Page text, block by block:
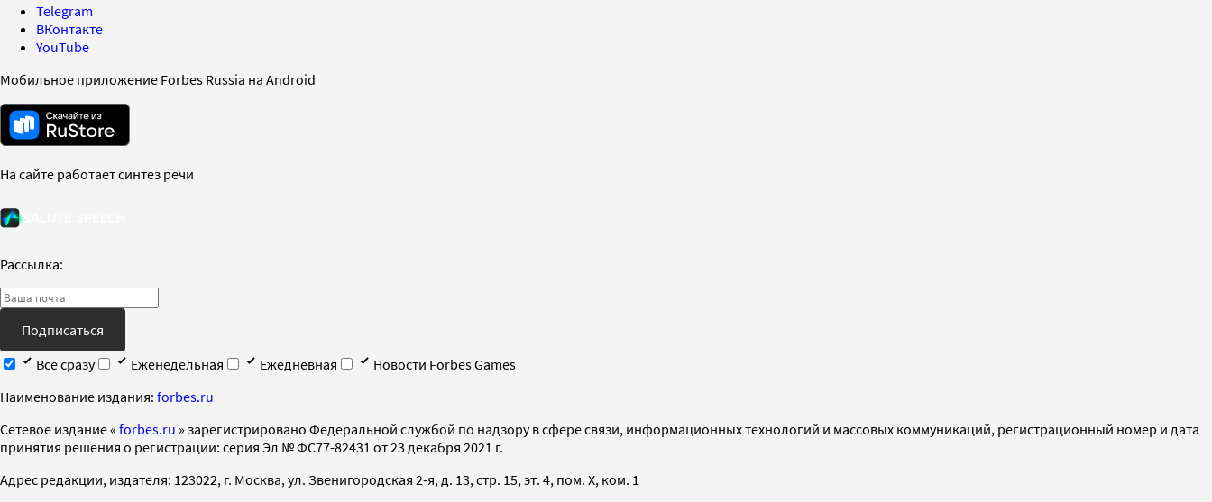
Telegram
ВКонтакте
YouTube
Мобильное приложение Forbes Russia на Android
На сайте работает синтез речи
Рассылка:
Подписаться
Все сразу
Еженедельная Ежедневная
Новости Forbes Games
Наименование издания: forbes.ru
Cетевое издание « forbes.ru » зарегистрировано Федеральной службой по надзору в сфере связи, информационных технологий и массовых коммуникаций, регистрационный номер и дата
принятия решения о регистрации: серия Эл № ФС77-82431 от 23 декабря 2021 г.
Адрес редакции, издателя: 123022, г. Москва, ул. Звенигородская 2-я, д. 13, стр. 15, эт. 4, пом. X, ком. 1